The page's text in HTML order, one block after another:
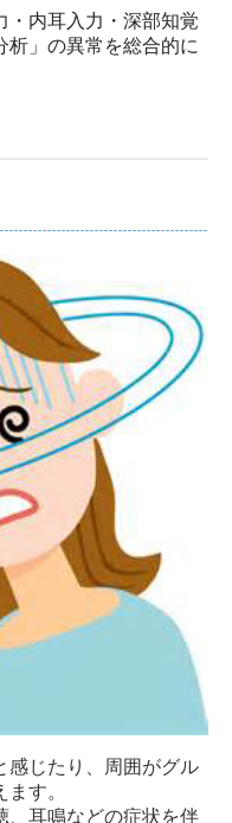
・内耳入力・深部知覚
析」の異常を総合的に
感じたり、周囲がグル
す。
、耳鳴などの症状を伴